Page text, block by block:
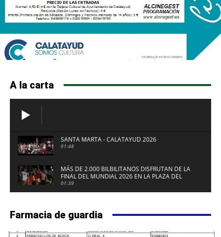
A la carta
SANTA MARTA - CALATAYUD 2026
01:48
MÁS DE 2.000 BILBILITANOS DISFRUTAN DE LA
FINAL DEL MUNDIAL 2026 EN LA PLAZA DEL
FUERTE DE CALATAYUD
01:39
Farmacia de guardia